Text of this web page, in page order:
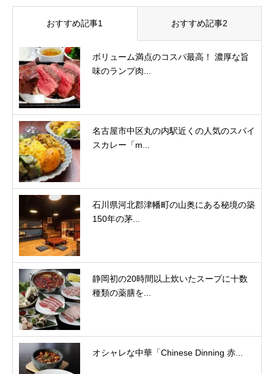
おすすめ記事1 おすすめ記事2
ボリューム満点のコスパ最高！ 濃厚な旨
味のランプ肉...
名古屋市中区丸の内駅近くの人気のスパイ
スカレー「m...
石川県河北郡津幡町の山奥にある秘境の築
150年の茅...
静岡初の20時間以上炊いたスープに十数
種類の薬膳を...
オシャレな中華「Chinese Dinning 赤...